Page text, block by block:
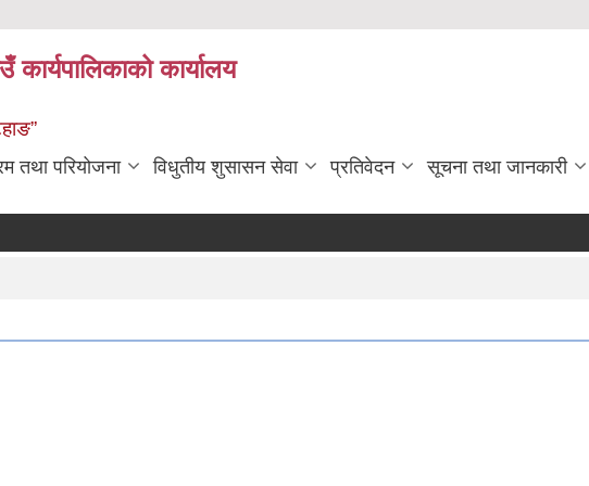
कार्यपालिकाको कार्यालय
तथा परियोजना विधुतीय शुसासन सेवा प्रतिवेदन सूचना तथा जानकारी